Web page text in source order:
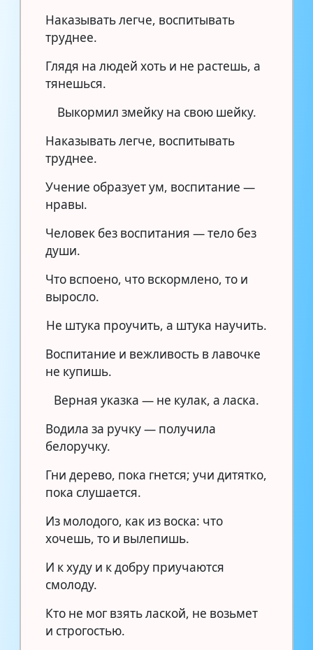
Наказывать легче, воспитывать
труднее.
Глядя на людей хоть и не растешь, а
тянешься.
Выкормил змейку на свою шейку.
Наказывать легче, воспитывать
труднее.
Учение образует ум, воспитание —
нравы.
Человек без воспитания — тело без
души.
Что вспоено, что вскормлено, то и
выросло.
Не штука проучить, а штука научить.
Воспитание и вежливость в лавочке
не купишь.
Верная указка — не кулак, а ласка.
Водила за ручку — получила
белоручку.
Гни дерево, пока гнется; учи дитятко,
пока слушается.
Из молодого, как из воска: что
хочешь, то и вылепишь.
И к худу и к добру приучаются
смолоду.
Кто не мог взять лаской, не возьмет
и строгостью.